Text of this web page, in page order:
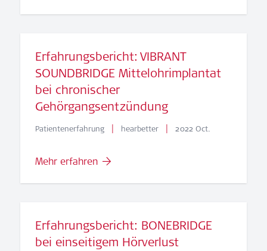
Erfahrungsbericht: VIBRANT
SOUNDBRIDGE Mittelohrimplantat
bei chronischer
Gehörgangsentzündung
Patientenerfahrung | hearbetter | 2022 Oct.
Mehr erfahren
Erfahrungsbericht: BONEBRIDGE
bei einseitigem Hörverlust